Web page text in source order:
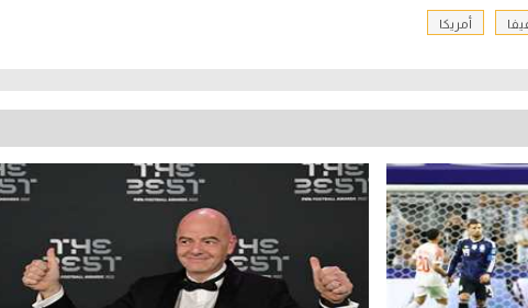
أمريكا